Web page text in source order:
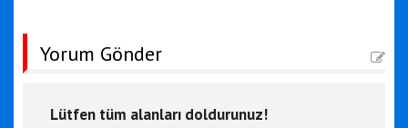
Yorum Gönder
Lütfen tüm alanları doldurunuz!